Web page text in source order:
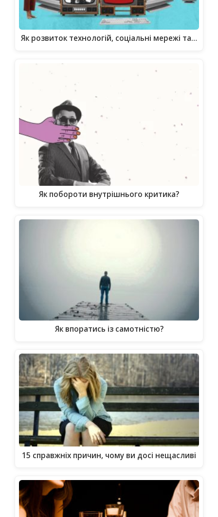
Як розвиток технологій, соціальні мережі та…
Як побороти внутрішнього критика?
Як впоратись із самотністю?
15 справжніх причин, чому ви досі нещасливі